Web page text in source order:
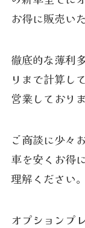
お得に販売い
徹底的な薄利
リまで計算し
営業しておりま
ご商談に少々
車を安くお得
理解ください。
オプションプ